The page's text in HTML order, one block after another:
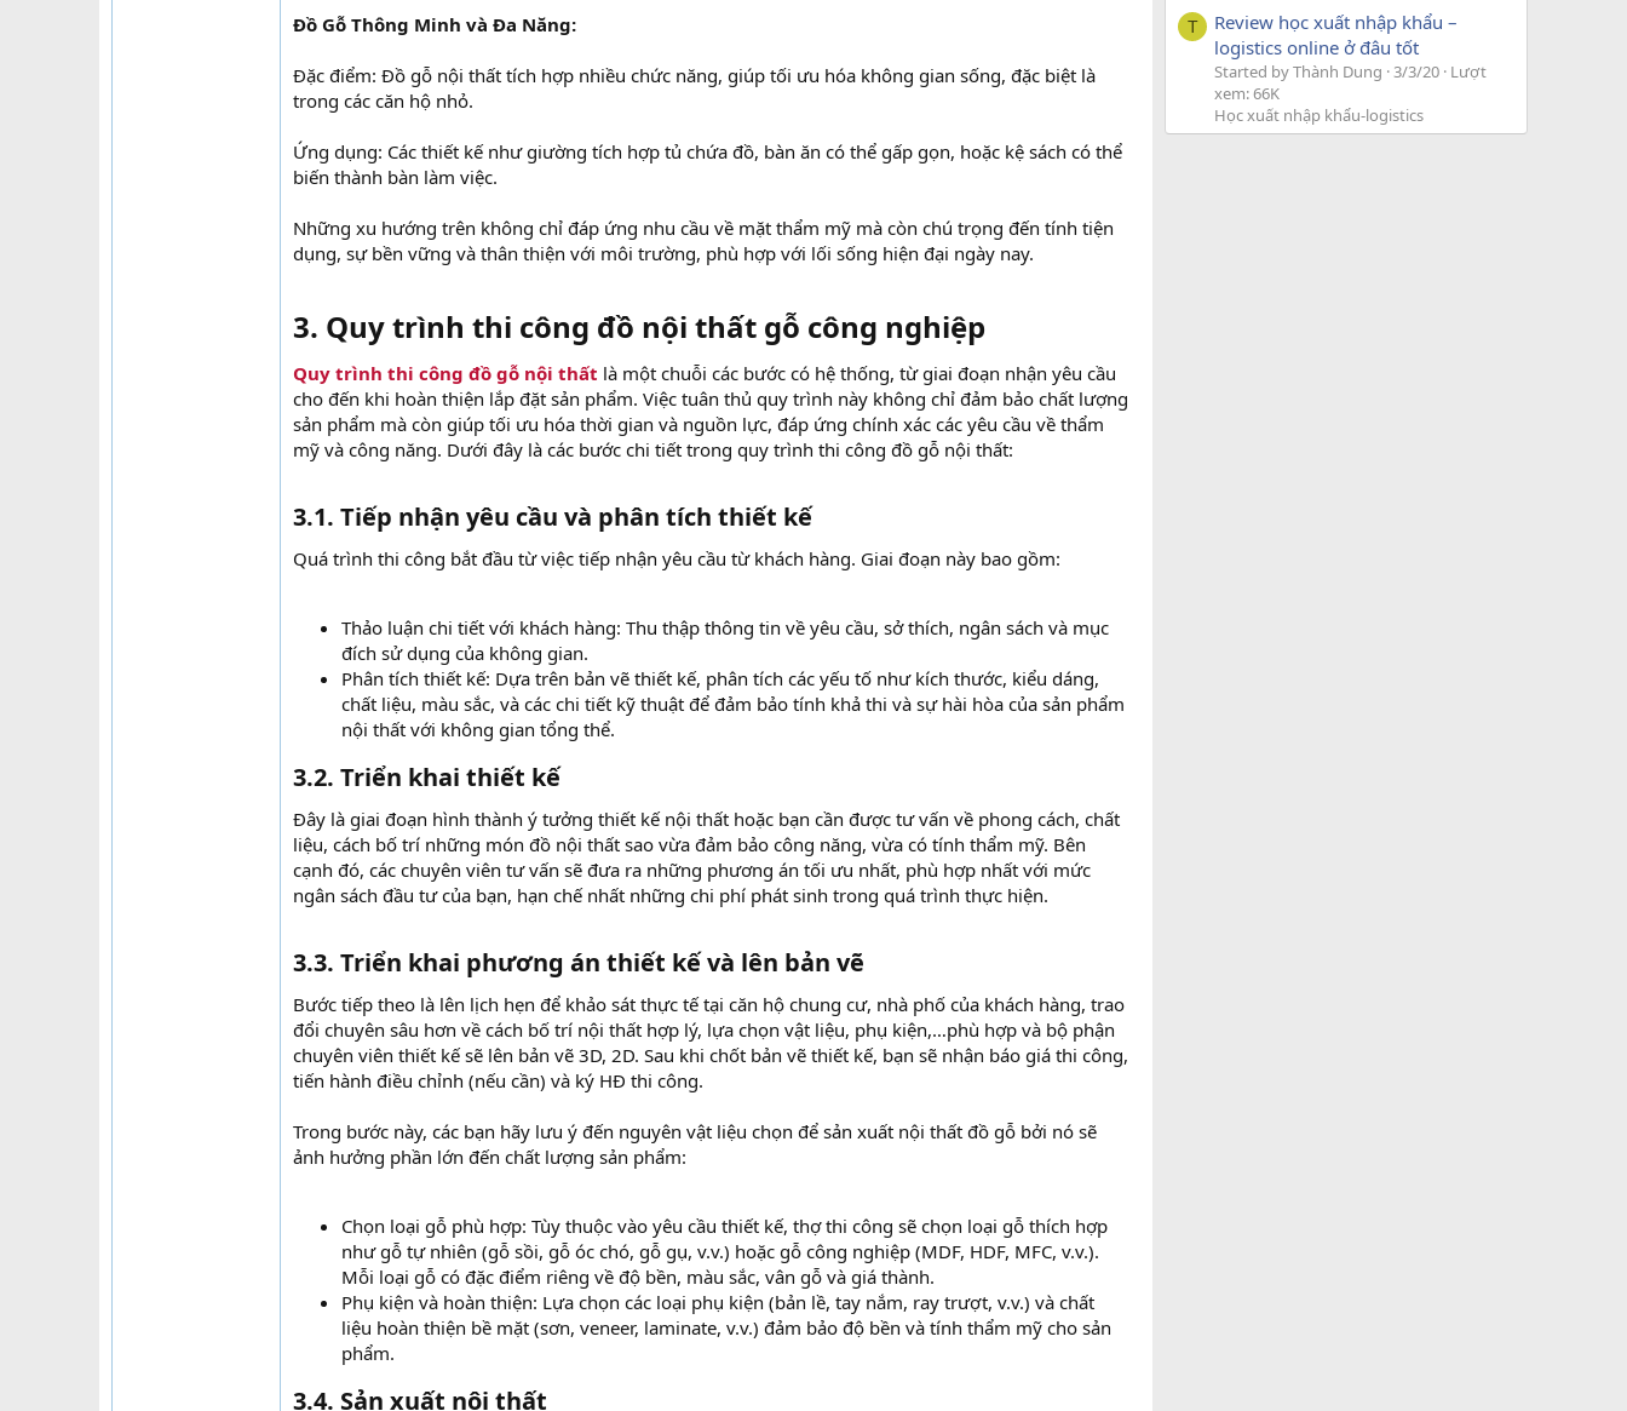
Đồ Gỗ Thông Minh và Đa Năng:
Đặc điểm: Đồ gỗ nội thất tích hợp nhiều chức năng, giúp tối ưu hóa không gian sống, đặc biệt là
trong các căn hộ nhỏ.
Ứng dụng: Các thiết kế như giường tích hợp tủ chứa đồ, bàn ăn có thể gấp gọn, hoặc kệ sách có thể
biến thành bàn làm việc.
Những xu hướng trên không chỉ đáp ứng nhu cầu về mặt thẩm mỹ mà còn chú trọng đến tính tiện
dụng, sự bền vững và thân thiện với môi trường, phù hợp với lối sống hiện đại ngày nay.
3. Quy trình thi công đồ nội thất gỗ công nghiệp​
Quy trình thi công đồ gỗ nội thất là một chuỗi các bước có hệ thống, từ giai đoạn nhận yêu cầu
cho đến khi hoàn thiện lắp đặt sản phẩm. Việc tuân thủ quy trình này không chỉ đảm bảo chất lượng
sản phẩm mà còn giúp tối ưu hóa thời gian và nguồn lực, đáp ứng chính xác các yêu cầu về thẩm
mỹ và công năng. Dưới đây là các bước chi tiết trong quy trình thi công đồ gỗ nội thất:
3.1. Tiếp nhận yêu cầu và phân tích thiết kế​
Quá trình thi công bắt đầu từ việc tiếp nhận yêu cầu từ khách hàng. Giai đoạn này bao gồm:
Thảo luận chi tiết với khách hàng: Thu thập thông tin về yêu cầu, sở thích, ngân sách và mục
đích sử dụng của không gian.
Phân tích thiết kế: Dựa trên bản vẽ thiết kế, phân tích các yếu tố như kích thước, kiểu dáng,
chất liệu, màu sắc, và các chi tiết kỹ thuật để đảm bảo tính khả thi và sự hài hòa của sản phẩm
nội thất với không gian tổng thể.
3.2. Triển khai thiết kế​
Đây là giai đoạn hình thành ý tưởng thiết kế nội thất hoặc bạn cần được tư vấn về phong cách, chất
liệu, cách bố trí những món đồ nội thất sao vừa đảm bảo công năng, vừa có tính thẩm mỹ. Bên
cạnh đó, các chuyên viên tư vấn sẽ đưa ra những phương án tối ưu nhất, phù hợp nhất với mức
ngân sách đầu tư của bạn, hạn chế nhất những chi phí phát sinh trong quá trình thực hiện.
3.3. Triển khai phương án thiết kế và lên bản vẽ​
Bước tiếp theo là lên lịch hẹn để khảo sát thực tế tại căn hộ chung cư, nhà phố của khách hàng, trao
đổi chuyên sâu hơn về cách bố trí nội thất hợp lý, lựa chọn vật liệu, phụ kiện,…phù hợp và bộ phận
chuyên viên thiết kế sẽ lên bản vẽ 3D, 2D. Sau khi chốt bản vẽ thiết kế, bạn sẽ nhận báo giá thi công,
tiến hành điều chỉnh (nếu cần) và ký HĐ thi công.
Trong bước này, các bạn hãy lưu ý đến nguyên vật liệu chọn để sản xuất nội thất đồ gỗ bởi nó sẽ
ảnh hưởng phần lớn đến chất lượng sản phẩm:
Chọn loại gỗ phù hợp: Tùy thuộc vào yêu cầu thiết kế, thợ thi công sẽ chọn loại gỗ thích hợp
như gỗ tự nhiên (gỗ sồi, gỗ óc chó, gỗ gụ, v.v.) hoặc gỗ công nghiệp (MDF, HDF, MFC, v.v.).
Mỗi loại gỗ có đặc điểm riêng về độ bền, màu sắc, vân gỗ và giá thành.
Phụ kiện và hoàn thiện: Lựa chọn các loại phụ kiện (bản lề, tay nắm, ray trượt, v.v.) và chất
liệu hoàn thiện bề mặt (sơn, veneer, laminate, v.v.) đảm bảo độ bền và tính thẩm mỹ cho sản
phẩm.
3.4. Sản xuất nội thất​
T
Review học xuất nhập khẩu –
logistics online ở đâu tốt
Started by Thành Dung 3/3/20 Lượt
xem: 66K
Học xuất nhập khẩu-logistics